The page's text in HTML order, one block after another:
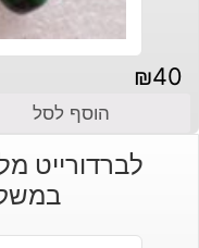
₪40
הוסף לסל
לברדורייט
במשקל: